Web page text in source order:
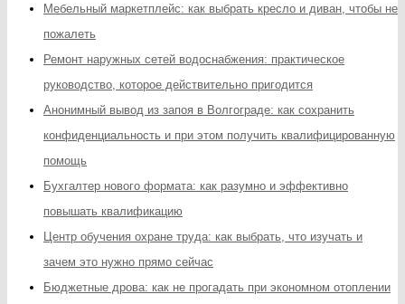
Мебельный маркетплейс: как выбрать кресло и диван, чтобы не
пожалеть
Ремонт наружных сетей водоснабжения: практическое
руководство, которое действительно пригодится
Анонимный вывод из запоя в Волгограде: как сохранить
конфиденциальность и при этом получить квалифицированную
помощь
Бухгалтер нового формата: как разумно и эффективно
повышать квалификацию
Центр обучения охране труда: как выбрать, что изучать и
зачем это нужно прямо сейчас
Бюджетные дрова: как не прогадать при экономном отоплении